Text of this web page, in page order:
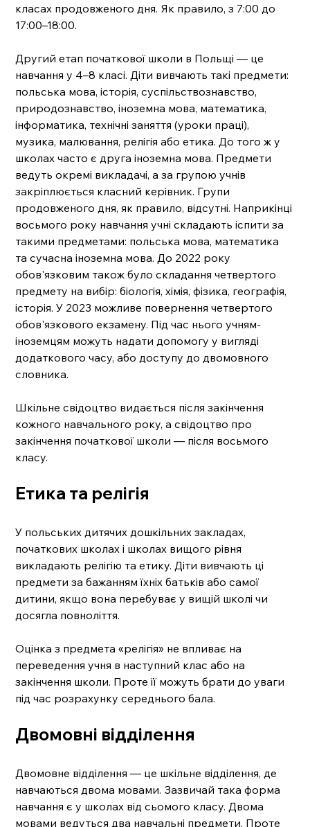
класах продовженого дня. Як правило, з 7:00 до
17:00–18:00.
Другий етап початкової школи в Польщі — це
навчання у 4–8 класі. Діти вивчають такі предмети:
польська мова, історія, суспільствознавство,
природознавство, іноземна мова, математика,
інформатика, технічні заняття (уроки праці),
музика, малювання, релігія або етика. До того ж у
школах часто є друга іноземна мова. Предмети
ведуть окремі викладачі, а за групою учнів
закріплюється класний керівник. Групи
продовженого дня, як правило, відсутні. Наприкінці
восьмого року навчання учні складають іспити за
такими предметами: польська мова, математика
та сучасна іноземна мова. До 2022 року
обов'язковим також було складання четвертого
предмету на вибір: біологія, хімія, фізика, географія,
історія. У 2023 можливе повернення четвертого
обов'язкового екзамену. Під час нього учням-
іноземцям можуть надати допомогу у вигляді
додаткового часу, або доступу до двомовного
словника.
Шкільне свідоцтво видається після закінчення
кожного навчального року, а свідоцтво про
закінчення початкової школи — після восьмого
класу.
Етика та релігія
У польських дитячих дошкільних закладах,
початкових школах і школах вищого рівня
викладають релігію та етику. Діти вивчають ці
предмети за бажанням їхніх батьків або самої
дитини, якщо вона перебуває у вищій школі чи
досягла повноліття.
Оцінка з предмета «релігія» не впливає на
переведення учня в наступний клас або на
закінчення школи. Проте її можуть брати до уваги
під час розрахунку середнього бала.
Двомовні відділення
Двомовне відділення — це шкільне відділення, де
навчаються двома мовами. Зазвичай така форма
навчання є у школах від сьомого класу. Двома
мовами ведуться два навчальні предмети. Проте